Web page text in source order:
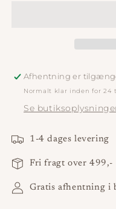
Afhentning er
Normalt klar inden for 24
Se
1-4 dages levering
Fri fragt over 499,-
Gratis afhentning i